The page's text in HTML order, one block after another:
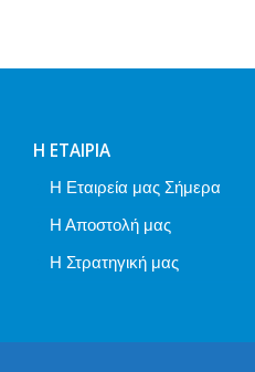
Η ΕΤΑΙΡΊΑ
Η Εταιρεία μας Σήμερα
Η Αποστολή μας
Η Στρατηγική μας